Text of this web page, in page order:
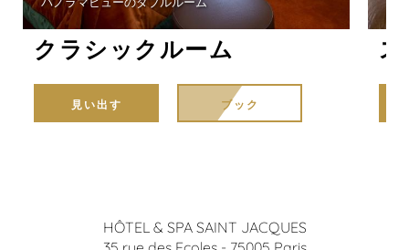
クラシックルーム
見い出す ブック
HÔTEL & SPA SAINT JACQUES